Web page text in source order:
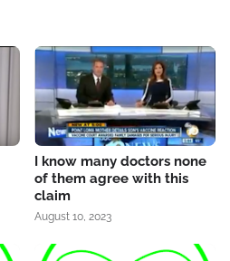
I know many doctors none
of them agree with this
claim
August 10, 2023